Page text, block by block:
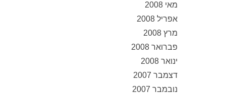
מאי 2008
אפריל 2008
מרץ 2008
פברואר 2008
ינואר 2008
דצמבר 2007
נובמבר 2007